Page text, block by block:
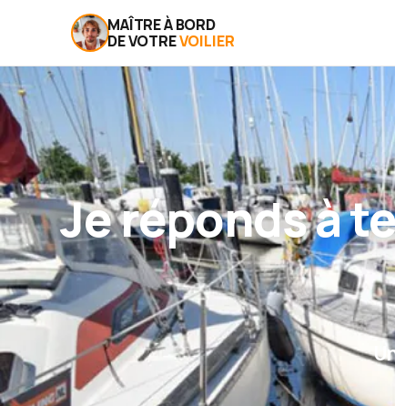
MAÎTRE À BORD
DE VOTREVOILIER
Je réponds à